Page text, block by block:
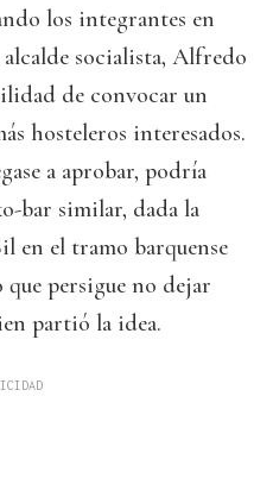
los integrantes en
socialista, Alfredo
de convocar un
hosteleros interesados.
a aprobar, podría
bar similar, dada la
en el tramo barquense
persigue no dejar
partió la idea.